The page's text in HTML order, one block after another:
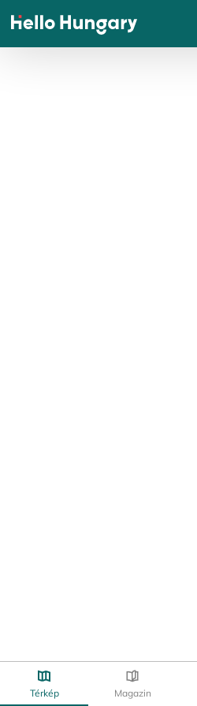
Ugrás a tartalomhoz
Térkép Magazin